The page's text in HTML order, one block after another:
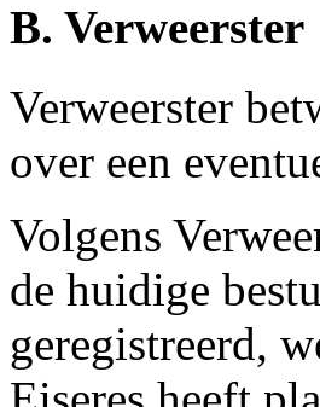
B. Verweerster
Verweerster
over een
Volgens
de huidige
geregistreerd,